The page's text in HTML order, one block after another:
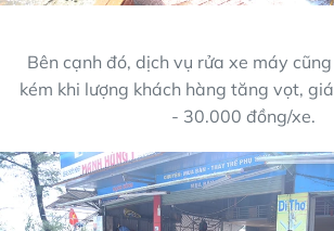
Bên cạnh đó, dịch vụ rửa xe máy
kém khi lượng khách hàng tăng vọt,
- 30.000 đồng/xe.